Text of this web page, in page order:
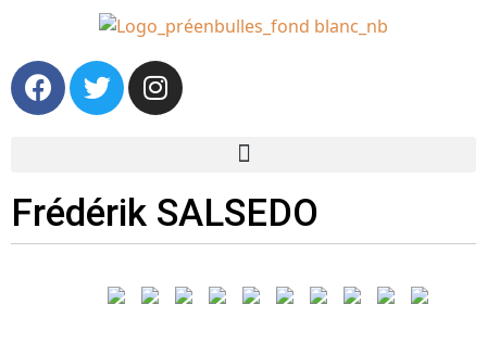
Frédérik SALSEDO